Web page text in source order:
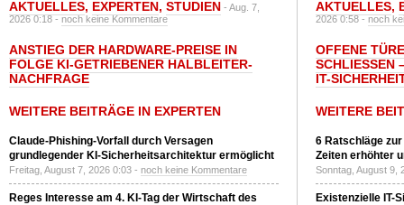
AKTUELLES, EXPERTEN, STUDIEN - Aug. 7,
2026 0:18 -noch keine Kommentare
ANSTIEG DER HARDWARE-PREISE IN
FOLGE KI-GETRIEBENER HALBLEITER-
NACHFRAGE
WEITERE BEITRÄGE IN EXPERTEN
Claude-Phishing-Vorfall durch Versagen
grundlegender KI-Sicherheitsarchitektur ermöglicht
Freitag, August 7, 2026 0:03 - noch keine Kommentare
Reges Interesse am 4. KI-Tag der Wirtschaft des
AKTUELLES,
2026 0:58 -noch
OFFENE
SCHLIESSEN
T-
WEITERE
6 Ratschläge
Zeiten erhöhter
Sonntag, August 9,
Existenzielle IT-